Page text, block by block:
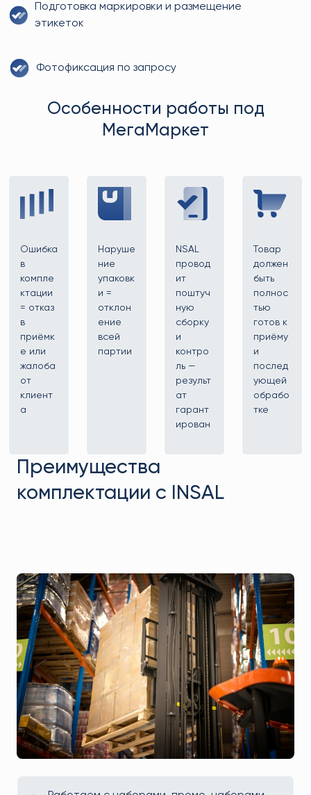
Подготовка маркировки и размещение
этикеток
Фотофиксация по запросу
Особенности работы под
МегаМаркет
Ошибка
в
компле
ктации
= отказ
в
приёмк
е или
жалоба
от
клиент
а
Наруше
ние
упаковк
и =
отклон
ение
всей
партии
NSAL
провод
ит
поштуч
ную
сборку
и
контро
ль —
результ
ат
гарант
ирован
Товар
должен
быть
полнос
тью
готов к
приёму
и
послед
ующей
обрабо
тке
Преимущества
комплектации с INSAL